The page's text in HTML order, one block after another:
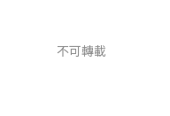
不可轉載